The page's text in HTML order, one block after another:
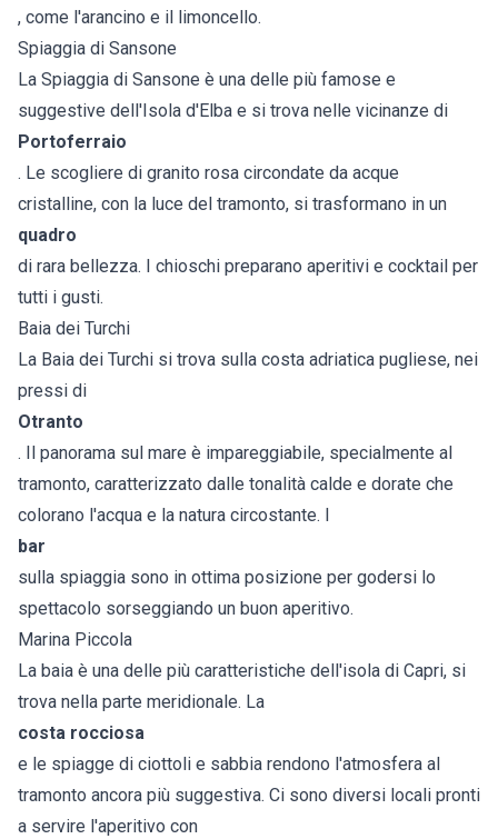
, come l'arancino e il limoncello.
Spiaggia di Sansone
La Spiaggia di Sansone è una delle più famose e
suggestive dell'Isola d'Elba e si trova nelle vicinanze di
Portoferraio
. Le scogliere di granito rosa circondate da acque
cristalline, con la luce del tramonto, si trasformano in un
quadro
di rara bellezza. I chioschi preparano aperitivi e cocktail per
tutti i gusti.
Baia dei Turchi
La Baia dei Turchi si trova sulla costa adriatica pugliese, nei
pressi di
Otranto
. Il panorama sul mare è impareggiabile, specialmente al
tramonto, caratterizzato dalle tonalità calde e dorate che
colorano l'acqua e la natura circostante. I
bar
sulla spiaggia sono in ottima posizione per godersi lo
spettacolo sorseggiando un buon aperitivo.
Marina Piccola
La baia è una delle più caratteristiche dell'isola di Capri, si
trova nella parte meridionale. La
costa rocciosa
e le spiagge di ciottoli e sabbia rendono l'atmosfera al
tramonto ancora più suggestiva. Ci sono diversi locali pronti
a servire l'aperitivo con